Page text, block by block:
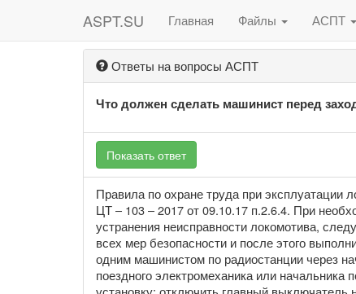
ASPT.SU Главная Файлы АСПТ
Ответы на вопросы АСПТ
Что должен сделать машинист перед
Показать ответ
Правила по охране труда при
ЦТ – 103 – 2017 от 09.10.17 п.2.6.4. При
устранения неисправности локомотива,
всех мер безопасности и после этого
одним машинистом по радиостанции через
поездного электромеханика или начальника